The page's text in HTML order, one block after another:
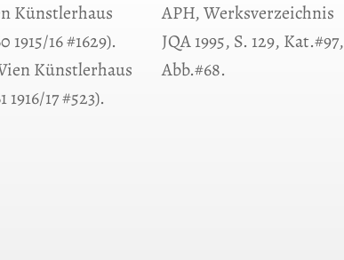
Künstlerhaus
1915/16 #1629).
Künstlerhaus
1916/17 #523).
APH, Werksverzeichnis
JQA 1995, S. 129, Kat.#97,
Abb.#68.